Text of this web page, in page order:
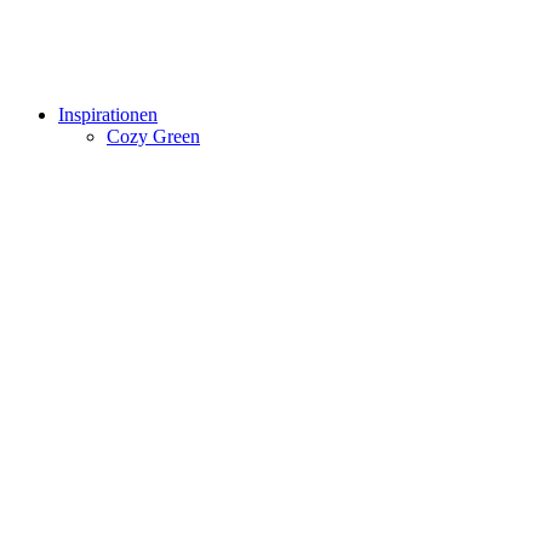
Inspirationen
Cozy Green